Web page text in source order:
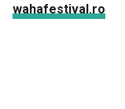
wahafestival.ro